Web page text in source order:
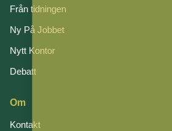
Från tidningen
Ny På Jobbet
Nytt Kontor
Debatt
Om
Kontakt